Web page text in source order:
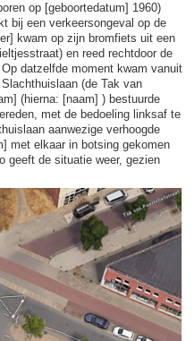
op [geboortedatum] 1960)
bij een verkeersongeval op de
kwam op zijn bromfiets uit een
en reed rechtdoor de
datzelfde moment kwam vanuit
(de Tak van
(hierna: [naam] ) bestuurde
met de bedoeling linksaf te
aanwezige verhoogde
met elkaar in botsing gekomen
geeft de situatie weer, gezien